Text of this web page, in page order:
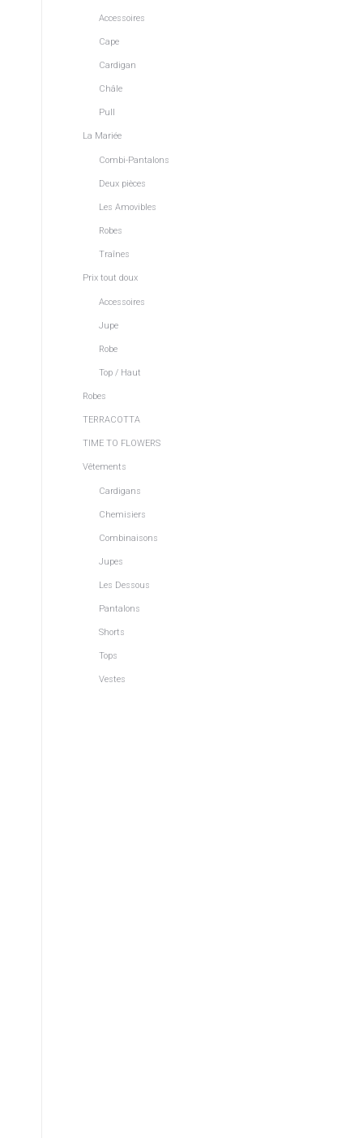
Accessoires
Cape
Cardigan
Châle
Pull
La Mariée
Combi-Pantalons
Deux pièces
Les Amovibles
Robes
Traînes
Prix tout doux
Accessoires
Jupe
Robe
Top / Haut
Robes
TERRACOTTA
TIME TO FLOWERS
Vêtements
Cardigans
Chemisiers
Combinaisons
Jupes
Les Dessous
Pantalons
Shorts
Tops
Vestes